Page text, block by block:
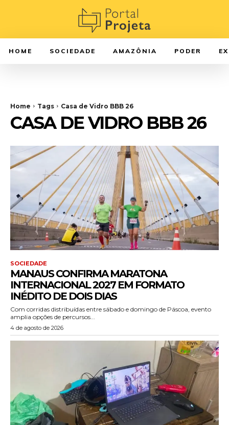
HOME SOCIEDADE AMAZÔNIA PODER
Home Tags Casa de Vidro BBB 26
CASA DE VIDRO BBB 26
SOCIEDADE
MANAUS CONFIRMA MARATONA
INTERNACIONAL 2027 EM FORMATO
INÉDITO DE DOIS DIAS
Com corridas distribuídas entre sábado e domingo de Páscoa, evento
amplia opções de percursos...
4 de agosto de 2026